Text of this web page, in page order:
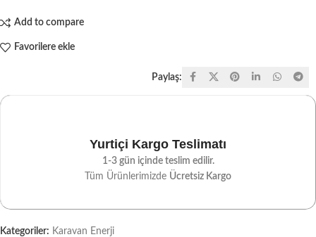
Add to compare
Favorilere ekle
Paylaş:
Yurtiçi Kargo Teslimatı
1-3 gün içinde teslim edilir.
Tüm Ürünlerimizde Ücretsiz Kargo
Kategoriler: Karavan Enerji